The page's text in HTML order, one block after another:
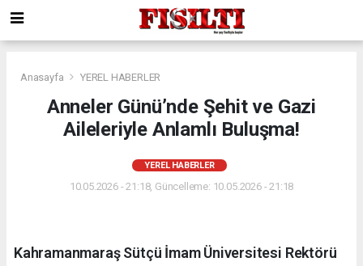
Anasayfa YEREL HABERLER
Anneler Günü’nde Şehit ve Gazi
Aileleriyle Anlamlı Buluşma!
YEREL HABERLER
10.05.2026 - 21:18, Güncelleme: 10.05.2026 - 21:18
Kahramanmaraş Sütçü İmam Üniversitesi Rektörü